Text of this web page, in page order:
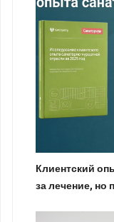
Клиентский
за лечение, но